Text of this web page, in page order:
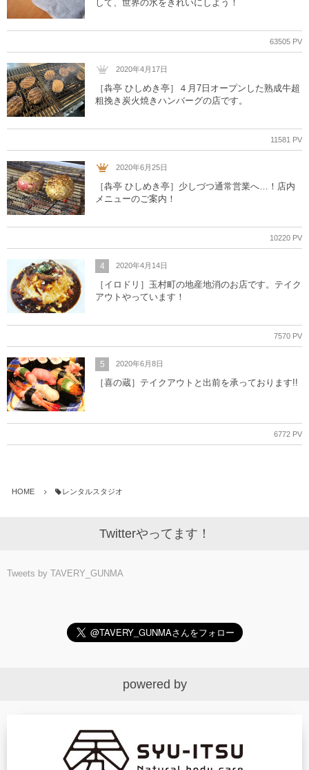
して、世界の水をきれいにしよう！
63505 PV
2020年4月17日
［犇亭 ひしめき亭］４月7日オープンした熟成牛超
粗挽き炭火焼きハンバーグの店です。
11581 PV
2020年6月25日
［犇亭 ひしめき亭］少しづつ通常営業へ…！店内
メニューのご案内！
10220 PV
4 2020年4月14日
［イロドリ］玉村町の地産地消のお店です。テイク
アウトやっています！
7570 PV
5 2020年6月8日
［喜の蔵］テイクアウトと出前を承っております!!
6772 PV
HOME レンタルスタジオ
Twitterやってます！
Tweets by TAVERY_GUNMA
powered by